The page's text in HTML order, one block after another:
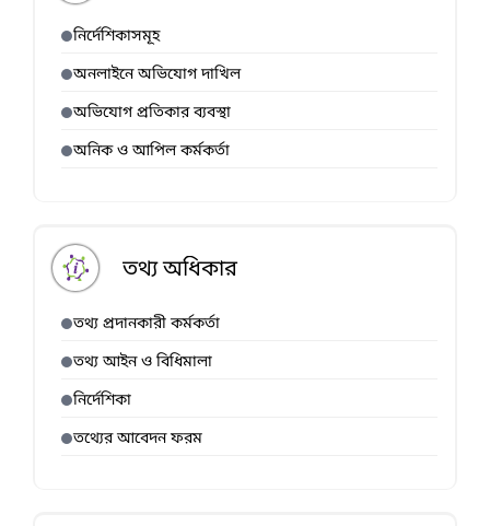
নির্দেশিকাসমূহ
অনলাইনে অভিযোগ দাখিল
অভিযোগ প্রতিকার ব্যবস্থা
অনিক ও আপিল কর্মকর্তা
তথ্য অধিকার
তথ্য প্রদানকারী কর্মকর্তা
তথ্য আইন ও বিধিমালা
নির্দেশিকা
তথ্যের আবেদন ফরম